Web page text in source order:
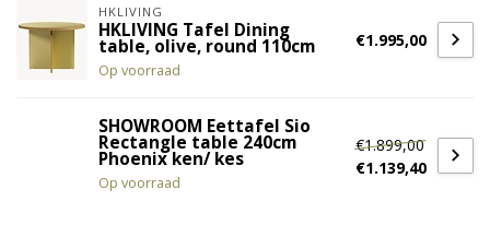
HKLIVING
HKLIVING Tafel Dining
table, olive, round 110cm
Op voorraad
€1.995,00
SHOWROOM Eettafel Sio
Rectangle table 240cm
Phoenix ken/ kes
Op voorraad
€1.899,00
€1.139,40